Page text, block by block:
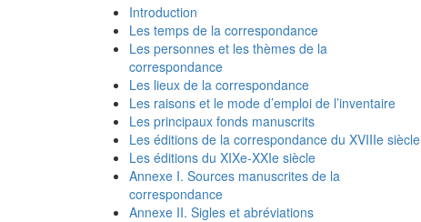
Introduction
Les temps de la correspondance
Les personnes et les thèmes de la
correspondance
Les lieux de la correspondance
Les raisons et le mode d’emploi de l’inventaire
Les principaux fonds manuscrits
Les éditions de la correspondance du XVIIIe siècle
Les éditions du XIXe-XXIe siècle
Annexe I. Sources manuscrites de la
correspondance
Annexe II. Sigles et abréviations